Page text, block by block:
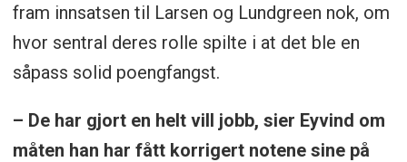
fram innsatsen til Larsen og Lundgreen nok, om
hvor sentral deres rolle spilte i at det ble en
såpass solid poengfangst.
– De har gjort en helt vill jobb, sier Eyvind om
måten han har fått korrigert notene sine på